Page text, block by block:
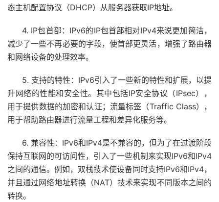
态主机配置协议（DHCP）从服务器获取IP地址。
4. IP包首部：IPv6的IP包首部相对IPv4来说更加简洁，
减少了一些不再必要的字段，使首部更灵活，增强了路由器
和网络设备的处理效率。
5. 支持的特性：IPv6引入了一些新的特性和扩展，以提
升网络的性能和安全性。其中包括IP安全协议（IPsec），
用于提供数据的加密和认证；流量标签（Traffic Class），
用于帮助路由器进行流量工程和差异化服务等。
6. 兼容性：IPv6和IPv4是不兼容的，但为了在过渡阶段
保持互联网的可访问性，引入了一些机制来实现IPv6和IPv4
之间的通信。例如，双栈技术使设备同时支持IPv6和IPv4，
并且通过网络地址转换（NAT）技术来实现不同版本之间的
转换。